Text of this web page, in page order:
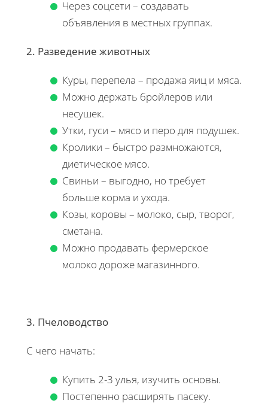
Через соцсети – создавать
объявления в местных группах.
2. Разведение животных
Куры, перепела – продажа яиц и мяса.
Можно держать бройлеров или
несушек.
Утки, гуси – мясо и перо для подушек.
Кролики – быстро размножаются,
диетическое мясо.
Свиньи – выгодно, но требует
больше корма и ухода.
Козы, коровы – молоко, сыр, творог,
сметана.
Можно продавать фермерское
молоко дороже магазинного.
3. Пчеловодство
С чего начать:
Купить 2-3 улья, изучить основы.
Постепенно расширять пасеку.